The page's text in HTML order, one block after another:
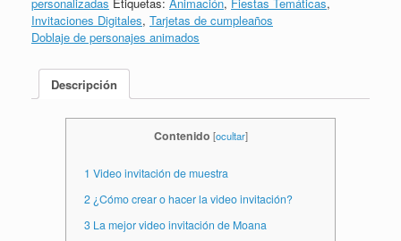
Invitaciones Digitales, Tarjetas de cumpleaños
Doblaje de personajes animados
Descripción
Contenido [ocultar]
1 Video invitación de muestra
2¿Cómo crear o hacer la video invitación?
3 La mejor video invitación de Moana